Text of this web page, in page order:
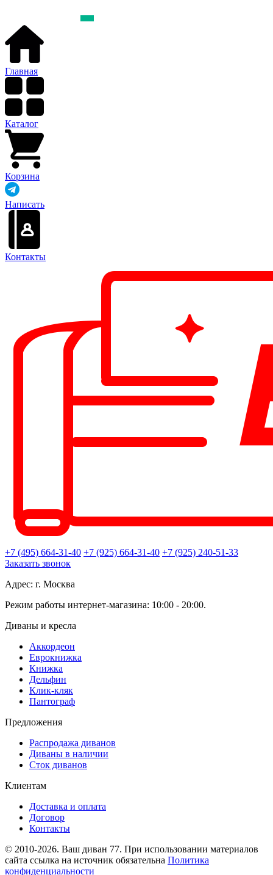
Главная
Каталог
Корзина
Написать
Контакты
+7 (495) 664-31-40 +7 (925) 664-31-40 +7 (925) 240-51-33
Заказать звонок
Адрес: г. Москва
Режим работы интернет-магазина: 10:00 - 20:00.
Диваны и кресла
Аккордеон
Еврокнижка
Книжка
Дельфин
Клик-кляк
Пантограф
Предложения
Распродажа диванов
Диваны в наличии
Сток диванов
Клиентам
Доставка и оплата
Договор
Контакты
© 2010-2026. Ваш диван 77. При использовании материалов
сайта ссылка на источник обязательна Политика
конфиденциальности